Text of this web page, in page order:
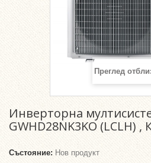
Преглед
Инверторна
GWHD28NK3KO (LCLH) ,
Състояние: Нов продукт